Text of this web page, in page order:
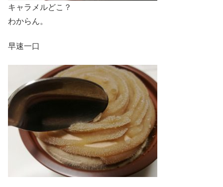
キャラメルどこ？
わからん。
早速一口